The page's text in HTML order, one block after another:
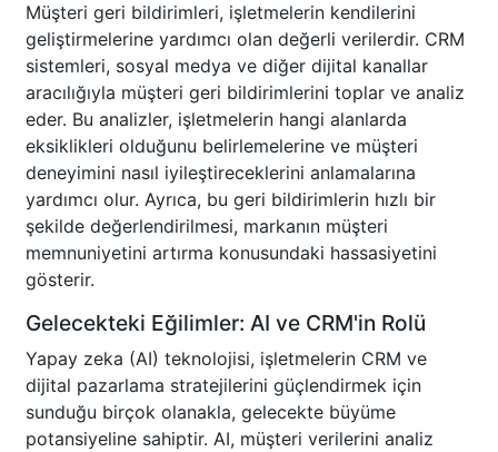
Müşteri geri bildirimleri, işletmelerin kendilerini
geliştirmelerine yardımcı olan değerli verilerdir. CRM
sistemleri, sosyal medya ve diğer dijital kanallar
aracılığıyla müşteri geri bildirimlerini toplar ve analiz
eder. Bu analizler, işletmelerin hangi alanlarda
eksiklikleri olduğunu belirlemelerine ve müşteri
deneyimini nasıl iyileştireceklerini anlamalarına
yardımcı olur. Ayrıca, bu geri bildirimlerin hızlı bir
şekilde değerlendirilmesi, markanın müşteri
memnuniyetini artırma konusundaki hassasiyetini
gösterir.
Gelecekteki Eğilimler: AI ve CRM'in Rolü
Yapay zeka (AI) teknolojisi, işletmelerin CRM ve
dijital pazarlama stratejilerini güçlendirmek için
sunduğu birçok olanakla, gelecekte büyüme
potansiyeline sahiptir. AI, müşteri verilerini analiz